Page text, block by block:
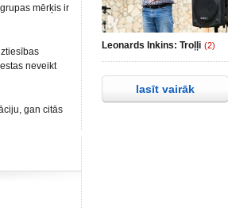
mērķis ir
neveikt
gan citās
Leonards Inkins: Troļļi (2)
lasīt vairāk